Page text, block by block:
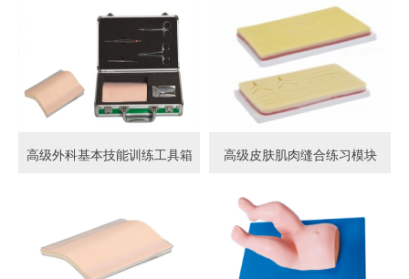
高级外科基本技能训练工具箱 高级皮肤肌肉缝合练习模块